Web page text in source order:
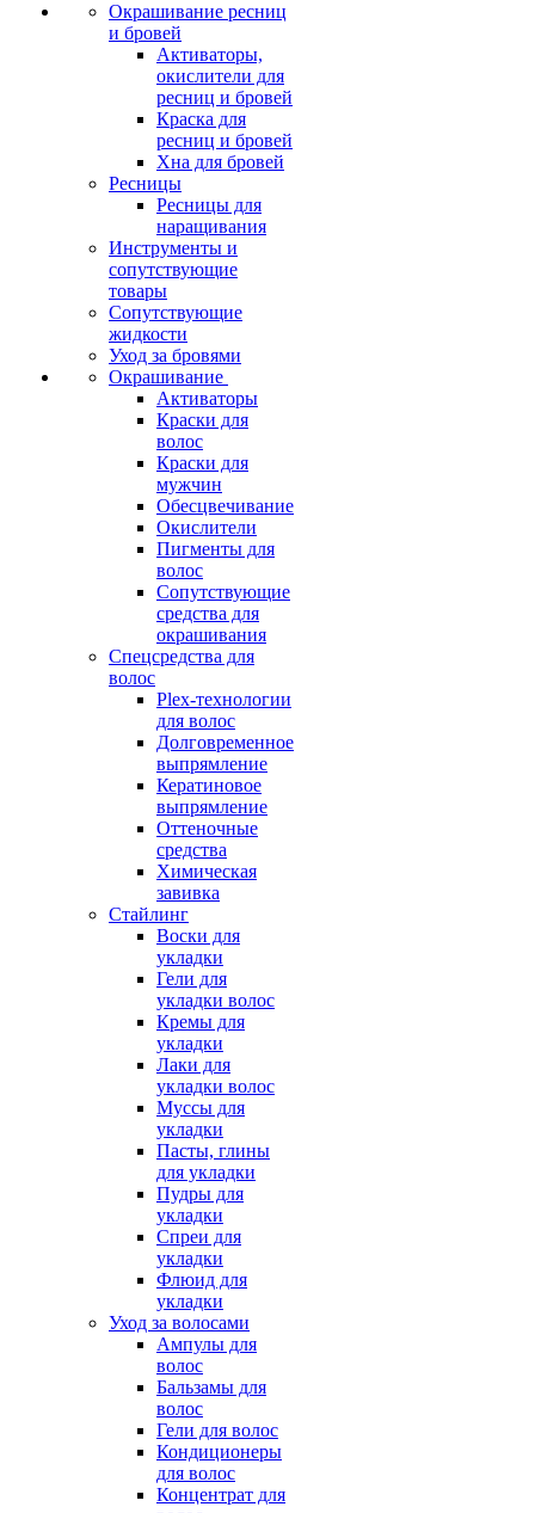
Окрашивание ресниц
и бровей
Активаторы,
окислители для
ресниц и бровей
Краска для
ресниц и бровей
Хна для бровей
Ресницы
Ресницы для
наращивания
Инструменты и
сопутствующие
товары
Сопутствующие
жидкости
Уход за бровями
Окрашивание
Активаторы
Краски для
волос
Краски для
мужчин
Обесцвечивание
Окислители
Пигменты для
волос
Сопутствующие
средства для
окрашивания
Спецсредства для
волос
Plex-технологии
для волос
Долговременное
выпрямление
Кератиновое
выпрямление
Оттеночные
средства
Химическая
завивка
Стайлинг
Воски для
укладки
Гели для
укладки волос
Кремы для
укладки
Лаки для
укладки волос
Муссы для
укладки
Пасты, глины
для укладки
Пудры для
укладки
Спреи для
укладки
Флюид для
укладки
Уход за волосами
Ампулы для
волос
Бальзамы для
волос
Гели для волос
Кондиционеры
для волос
Концентрат для